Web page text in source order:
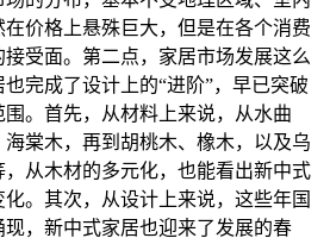
价格上悬殊巨大，但是在各个消费
受面。第二点，家居市场发展这么
完成了设计上的“进阶”，早已突破
。首先，从材料上来说，从水曲
棠木，再到胡桃木、橡木，以及乌
从木材的多元化，也能看出新中式
。其次，从设计上来说，这些年国
现，新中式家居也迎来了发展的春